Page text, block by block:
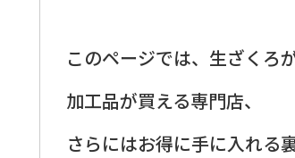
このページでは、生ざくろ
加工品が買える専門店、
さらにはお得に手に入れる